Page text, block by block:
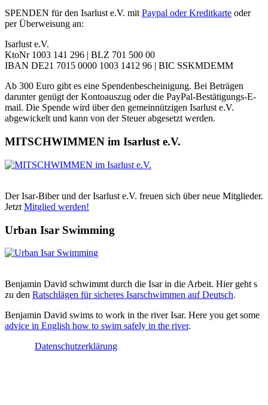
SPENDEN für den Isarlust e.V. mitPaypal oder Kreditkarte oder
per Überweisung an:
Isarlust e.V.
KtoNr 1003 141 296 | BLZ 701 500 00
IBAN DE21 7015 0000 1003 1412 96 | BIC SSKMDEMM
Ab 300 Euro gibt es eine Spendenbescheinigung. Bei Beträgen
darunter genügt der Kontoauszug oder die PayPal-Bestätigungs-E-
mail. Die Spende wird über den gemeinnützigen Isarlust e.V.
abgewickelt und kann von der Steuer abgesetzt werden.
MITSCHWIMMEN im Isarlust e.V.
Der Isar-Biber und der Isarlust e.V. freuen sich über neue Mitglieder.
Jetzt Mitglied werden!
Urban Isar Swimming
Benjamin David schwimmt durch die Isar in die Arbeit. Hier geht s
zu den Ratschlägen für sicheres Isarschwimmen auf Deutsch.
Benjamin David swims to work in the river Isar. Here you get some
advice in English how to swim safely in the river.
Datenschutzerklärung